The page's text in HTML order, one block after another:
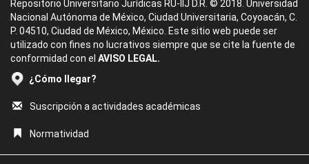
Repositorio Universitario Jurídicas RU-IIJ D.R. © 2018. Universidad
Nacional Autónoma de México, Ciudad Universitaria, Coyoacán, C.
P. 04510, Ciudad de México, México. Este sitio web puede ser
utilizado con fines no lucrativos siempre que se cite la fuente de
conformidad con el AVISO LEGAL.
¿Cómo llegar?
Suscripción a actividades académicas
Normatividad